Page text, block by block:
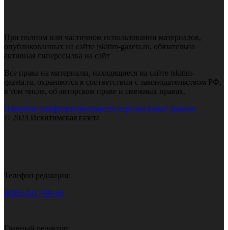
При полном или частичном использовании материалов,
опубликованных на сайте iskitim-gazeta.ru, обязательна
активная гиперссылка на сайт
Все права на материалы, находящиеся на сайте iskitim-
gazeta.ru, охраняются в соответствии с законодательством РФ,
в том числе, об авторском праве и смежных правах.
Политика конфиденциальности персональных данных
© 2023 Искитимская газета
Телефон редакции:
8(383-43) 7-90-60